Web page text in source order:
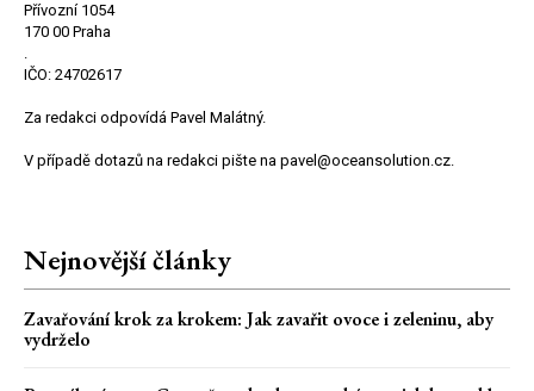
Přívozní 1054
170 00 Praha
.
IČO: 24702617
Za redakci odpovídá Pavel Malátný.
V případě dotazů na redakci pište na pavel@oceansolution.cz.
Nejnovější články
Zavařování krok za krokem: Jak zavařit ovoce i zeleninu, aby
vydrželo